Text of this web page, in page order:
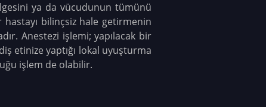
ya da vücudunun tümünü
bilinçsiz hale getirmenin
Anestezi işlemi; yapılacak bir
etinize yaptığı lokal uyuşturma
işlem de olabilir.